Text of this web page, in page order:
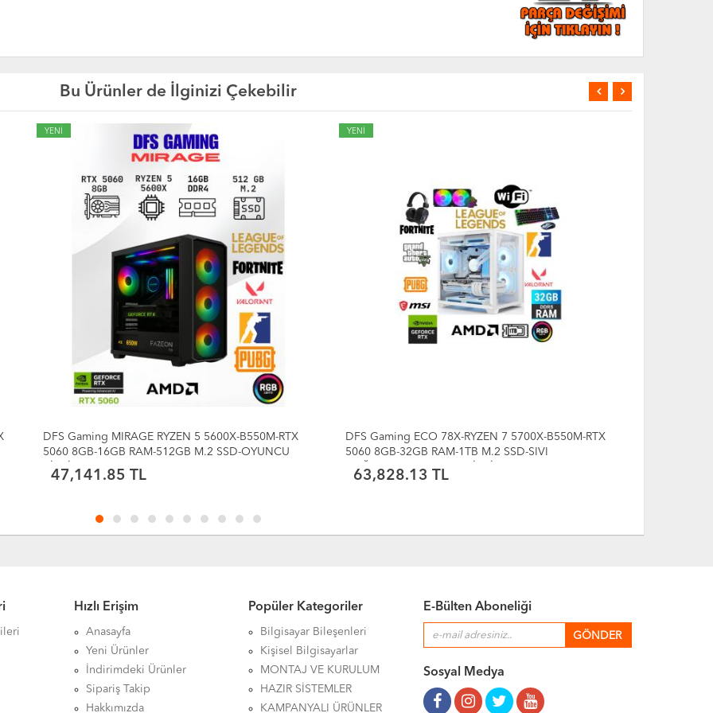
Bu Ürünler de İlginizi Çekebilir
YENİ
DFS Gaming ECO 78X-RYZEN 7 5700X-B550M-RTX
5060 8GB-32GB RAM-1TB M.2 SSD-SIVI
SOĞUTMALI-OYUNCU BİLGİSAYARI
63,828.13 TL
YENİ
DFS Gaming ECO 77X-RYZEN 7 5700X-B550M-RTX
5060 8GB-32GB RAM-1TB M.2 SSD-SIVI
SOĞUTMALI-OYUNCU BİLGİSAYARI
63,828.13 TL
Hızlı Erişim
Anasayfa
Yeni Ürünler
İndirimdeki Ürünler
Sipariş Takip
Hakkımızda
Popüler Kategoriler
Bilgisayar Bileşenleri
Kişisel Bilgisayarlar
MONTAJ VE KURULUM
HAZIR SİSTEMLER
KAMPANYALI ÜRÜNLER
E-Bülten Aboneliği
Sosyal Medya